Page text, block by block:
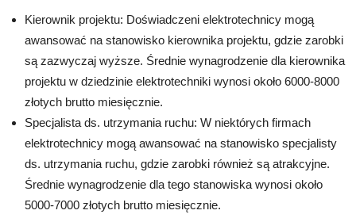
Kierownik projektu: Doświadczeni elektrotechnicy mogą
awansować na stanowisko kierownika projektu, gdzie zarobki
są zazwyczaj wyższe. Średnie wynagrodzenie dla kierownika
projektu w dziedzinie elektrotechniki wynosi około 6000-8000
złotych brutto miesięcznie.
Specjalista ds. utrzymania ruchu: W niektórych firmach
elektrotechnicy mogą awansować na stanowisko specjalisty
ds. utrzymania ruchu, gdzie zarobki również są atrakcyjne.
Średnie wynagrodzenie dla tego stanowiska wynosi około
5000-7000 złotych brutto miesięcznie.